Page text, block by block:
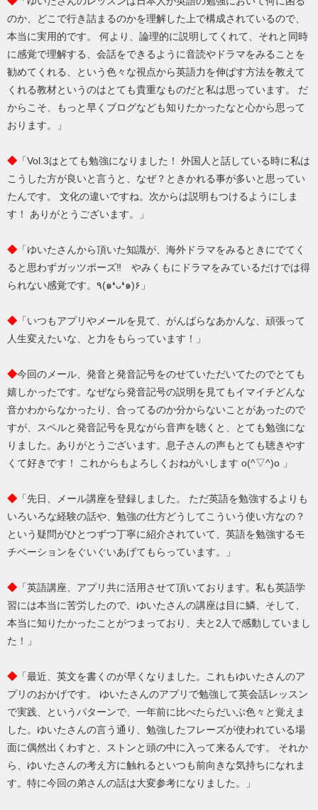
のか、どこで行き詰まるのかを理解した上で構成されているので、
本当に実用的です。 何より、論理的に説明してくれて、それと同時
に感覚で理解する、会話をできるように音読やドラマをみることを
勧めてくれる、という色々な視点から英語力を伸ばす方法を教えて
くれる教材というのはとても貴重なものだと私は思っています。 だ
からこそ、もっと早くブログなども知りたかったなと心から思って
おります。」
◆ 「Vol.3はとても勉強になりました！ 外国人と話している時に私は
こうした方が良いと言うと、なぜ？ときかれる事が多いと思ってい
たんです。 文化の違いですね。次からは説明もつけるようにしま
す！ ありがとうございます。」
◆ 「ゆいたさんから頂いた知識が、海外ドラマをみるときにでてく
ると思わずガッツポーズ‼︎ やみくもにドラマをみているだけでは得
られない感覚です。٩(๑❛ᴗ❛๑)۶」
◆ 「いつもアプリやメールを見て、がんばらなあかんな、頑張って
人生変えたいな、と力をもらっています！」
◆今回のメール、発音と発音記号をのせていただいてたのでとても
嬉しかったです。なぜなら発音記号の説明を見てもイマイチどんな
音かわからなかったり、合ってるのか分からないことがあったので
すが、スペルと発音記号を見ながら音声を聴くと、とても勉強にな
りました。ありがとうございます。息子さんの声もとても聴きやす
くて好きです！ これからもよろしくおねがいします o(^▽^)o 」
◆ 「先日、メール講座を登録しました。 ただ英語を勉強するよりも
いろいろな経験の話や、勉強の仕方どうしてこういう使い方なの？
という疑問がひとつずつ丁寧に紹介されていて、英語を勉強するモ
チベーションをぐいぐいあげてもらっています。」
◆ 「英語講座、アプリ共に活用させて頂いております。私も英語学
習には本当に苦労したので、ゆいたさんの講座は目に鱗、そして、
本当に知りたかったことがつまっており、夫と2人で感動していまし
た！」
◆ 「最近、英文を書くのが早くなりました。これもゆいたさんのア
プリのおかげです。 ゆいたさんのアプリで勉強して英会話レッスン
で実践、というパターンで、一年前に比べたらだいぶ色々と覚えま
した。ゆいたさんの言う通り、勉強したフレーズが使われている場
面に偶然出くわすと、ストンと頭の中に入って来るんです。 それか
ら、ゆいたさんの考え方に触れるといつも前向きな気持ちになれま
す。特に今回の弟さんの話は大変参考になりました。」